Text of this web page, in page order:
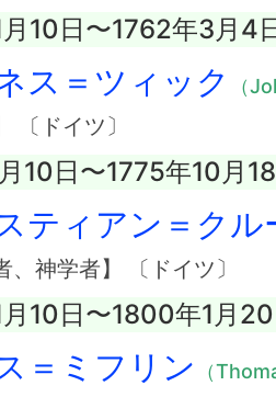
10日〜1762年3月4
ス＝ツィック （
〔ドイツ〕
10日〜1775年10月
ティアン＝クル
、神学者】 〔ドイツ〕
10日〜1800年1月20
＝ミフリン （